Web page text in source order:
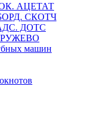
АЦЕТАТ
СКОТЧ
ДОТС
машин